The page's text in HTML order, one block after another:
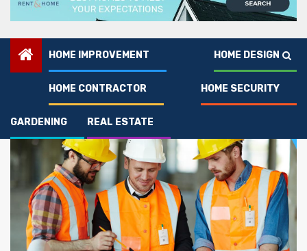
HOME IMPROVEMENT HOME DESIGN
HOME CONTRACTOR HOME SECURITY
GARDENING REAL ESTATE
Texas contractors